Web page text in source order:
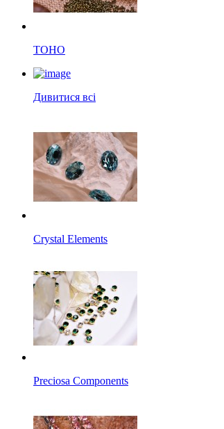
TOHO
Дивитися всі
Crystal Elements
Preciosa Components